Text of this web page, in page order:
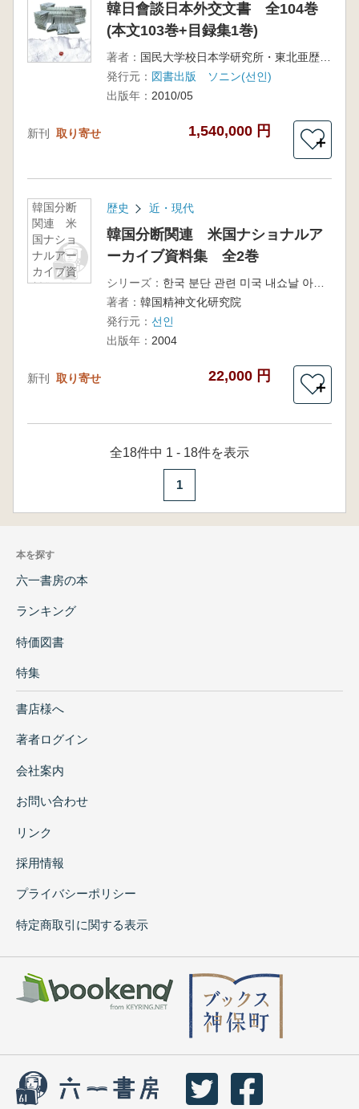
韓日會談日本外交文書 全104巻
(本文103巻+目録集1巻)
著者：
国民大学校日本学研究所・東北亜歴史財団
発行元： 図書出版 ソニン(선인)
出版年： 2010/05
新刊 取り寄せ 1,540,000 円
＋
韓国分断
関連 米
国ナショ
ナルアー
カイブ資
料集 全2
歴史 近・現代
韓国分断関連 米国ナショナルア
ーカイブ資料集 全2巻
シリーズ：
한국 분단 관련 미국 내쇼날 아카이브 자료집
著者： 韓国精神文化研究院
発行元： 선인
出版年： 2004
新刊 取り寄せ 22,000 円
＋
全18件中 1 - 18件を表示
1
本を探す
六一書房の本
ランキング
特価図書
特集
書店様へ
著者ログイン
会社案内
お問い合わせ
リンク
採用情報
プライバシーポリシー
特定商取引に関する表示